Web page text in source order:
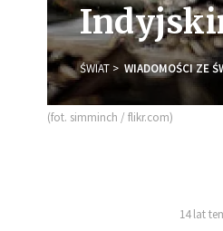
ŚWIAT WIADOMOŚCI ZE
(fot. simminch / flikr.com)
14 lat